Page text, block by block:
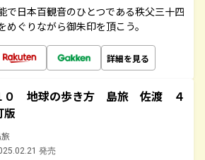
で日本百観音のひとつである秩父三十四
ぐりながら御朱印を頂こう。
詳細を見る
０ 地球の歩き方 島旅 佐渡 ４
版
発売